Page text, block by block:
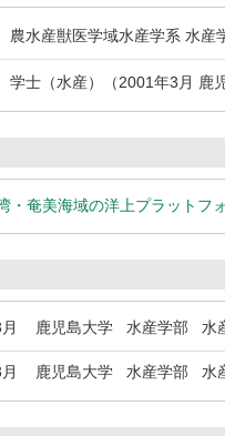
農水産獣医学域水産学系 水産
学士（水産）（2001年3月 鹿
・奄美海域の洋上プラットフ
鹿児島大学 水産学部 水
鹿児島大学 水産学部 水